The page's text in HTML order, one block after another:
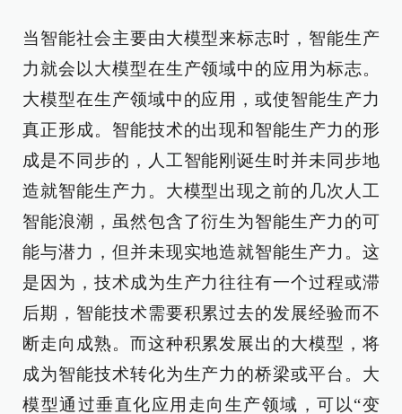
当智能社会主要由大模型来标志时，智能生产
力就会以大模型在生产领域中的应用为标志。
大模型在生产领域中的应用，或使智能生产力
真正形成。智能技术的出现和智能生产力的形
成是不同步的，人工智能刚诞生时并未同步地
造就智能生产力。大模型出现之前的几次人工
智能浪潮，虽然包含了衍生为智能生产力的可
能与潜力，但并未现实地造就智能生产力。这
是因为，技术成为生产力往往有一个过程或滞
后期，智能技术需要积累过去的发展经验而不
断走向成熟。而这种积累发展出的大模型，将
成为智能技术转化为生产力的桥梁或平台。大
模型通过垂直化应用走向生产领域，可以“变